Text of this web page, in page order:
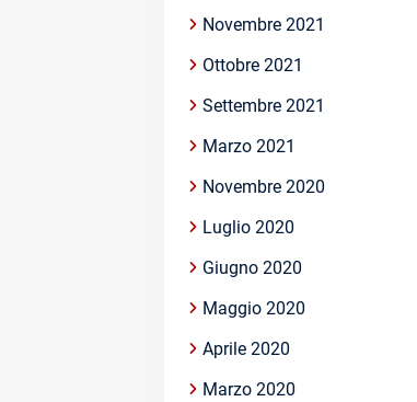
Novembre 2021
Ottobre 2021
Settembre 2021
Marzo 2021
Novembre 2020
Luglio 2020
Giugno 2020
Maggio 2020
Aprile 2020
Marzo 2020